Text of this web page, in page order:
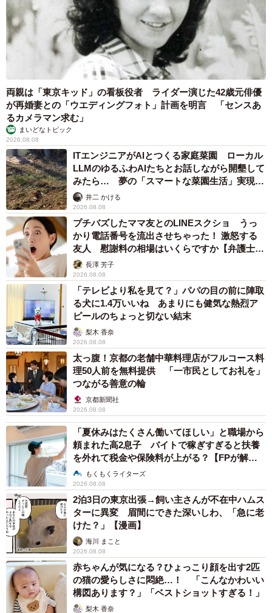
両親は「東京キッド」の看板役者 ライダー演じた42歳元俳優
が再婚妻との「ウエディングフォト」計画を明言 「センスあ
るカメラマン求む」
まいどなトピック
2026.08.08
ITエンジニアがAIとつくる家庭菜園 ローカル
LLMのゆるふわAIたちとお話しながら開墾して
みたら… 夢の「スマートな菜園生活」実現な
るか井二 かける
2026.08.08
プチバズしたママ友とのLINEスクショ うっ
かり電話番号を流出させちゃった！ 激怒する
友人 慰謝料の相場はいくらですか【弁護士が
解説】長澤 芳子
2026.08.08
「テレビより私を見て？」パパの目の前に陣取
る犬に1.4万いいね あまりにも健気な熱烈ア
ピールのちょっと切ない結末
梨木 香奈
2026.08.08
太っ腹！京都の老舗中華料理店がフルコース料
理50人前を無料提供 「一市民としてお礼を」
つながる善意の輪
京都新聞社
2026.08.08
「夏休みはたくさん働いてほしい」と職場から
頼まれた高2息子 バイトで稼ぎすぎると扶養
を外れて税金や保険料が上がる？【FPが解
説】もくもくライターズ
2026.08.08
2泊3日の東京出張→飼い主さんが不在中ハムス
ターに異変 眉間にできた深いしわ、「急に老
けた？」【漫画】
海川 まこと
2026.08.08
赤ちゃんが気になる？ひょっこり顔を出す2匹
の猫の愛らしさに悶絶…！ 「こんなかわいい
構図あります？」「ベストショットすぎる！」
梨木 香奈